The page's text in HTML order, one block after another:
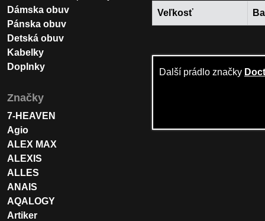
Veľkosť
Další prádlo značky
Dámska obuv
Pánska obuv
Detská obuv
Kabelky
Doplnky
Značky
7-HEAVEN
Agio
ALEX MAX
ALEXIS
ALLES
ANAIS
AQALOGY
Artiker